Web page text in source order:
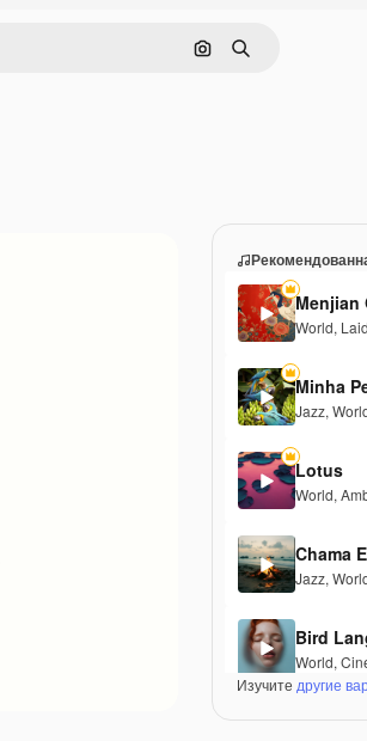
Поиск по
Поиск
Menjian
World,
Jazz,
Lotus
World,
Chama
Jazz,
Bird
World,
Indian
Изучите другие